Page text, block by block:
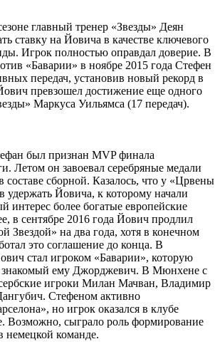
главный тренер «Звезды» Деян
ставку на Йовича в качестве ключевого
Игрок полностью оправдал доверие. В
«Баварии» в ноябре 2015 года Стефен
передач, установив новый рекорд в
превзошел достижение еще одного
Маркуса Уильямса (17 передач).
был признан MVP финала
Летом он завоевал серебряные медали
сборной. Казалось, что у «Црвены
удержать Йовича, к которому начали
интерес более богатые европейские
в сентябре 2016 года Йович продлил
Звездой» на два года, хотя в конечном
это соглашение до конца. В
стал игроком «Баварии», которую
знакомый ему Джорджевич. В Мюнхене с
игроки Милан Мачван, Владимир
Стефеном активно
но игрок оказался в клубе
Возможно, сыграло роль формирование
немецкой команде.